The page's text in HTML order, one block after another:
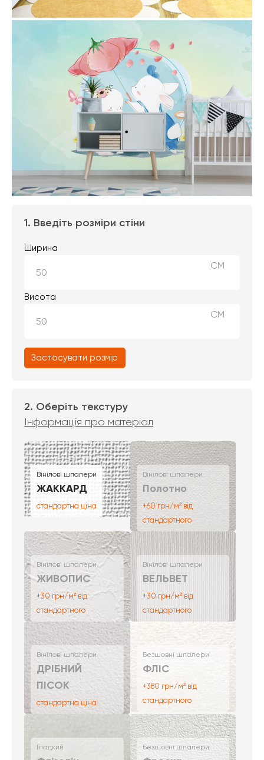
1. Введіть розміри стіни
Ширина
СМ
Висота
СМ
Застосувати розмір
2. Оберіть текстуру
Інформація про матеріал
Вінілові шпалери
ЖАККАРД
стандартна ціна
Вінілові шпалери
Полотно
+60 грн/м² від
стандартного
Вінілові шпалери
ЖИВОПИС
+30 грн/м² від
стандартного
Вінілові шпалери
ВЕЛЬВЕТ
+30 грн/м² від
стандартного
Вінілові шпалери
ДРІБНИЙ
ПІСОК
стандартна ціна
Безшовні шпалери
ФЛІС
+380 грн/м² від
стандартного
Гладкий Безшовні шпалери